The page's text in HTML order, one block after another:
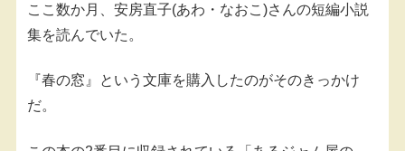
ここ数か月、安房直子(あわ・なおこ)さんの短編小説
集を読んでいた。
『春の窓』という文庫を購入したのがそのきっかけ
だ。